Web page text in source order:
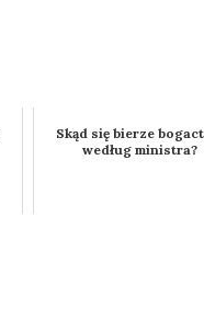
Skąd się bierze
według ministra?